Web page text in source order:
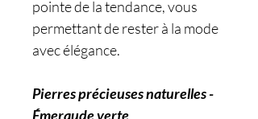
pointe de la tendance, vous
permettant de rester à la mode
avec élégance.
Pierres précieuses naturelles -
Émeraude verte